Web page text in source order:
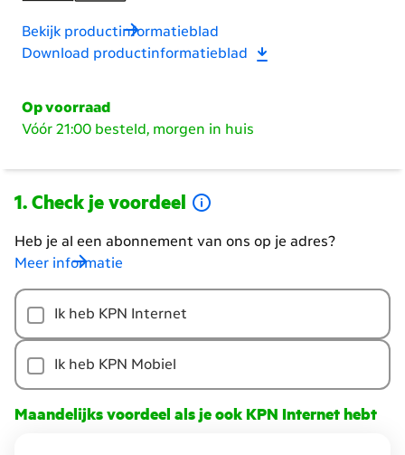
Bekijk productinformatieblad
Download productinformatieblad
Op voorraad
Vóór 21:00 besteld, morgen in huis
Check je voordeel
Heb je al een abonnement van ons op je adres?
Meer informatie
Heb
al
een
kpn
abonnement
Ik heb KPN Internet
Ik heb KPN Mobiel
Maandelijks voordeel als je ook KPN Internet hebt